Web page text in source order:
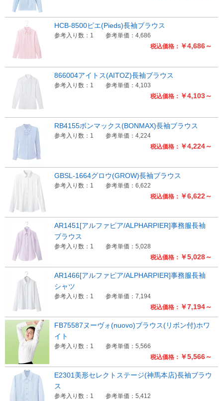
税込価格： ￥4,686～
HCB-8500ピエ(Pieds)長袖ブラウス
参考入り数：1 参考単価：4,686
税込価格： ￥4,103～
866004アイトス(AITOZ)長袖ブラウス
参考入り数：1 参考単価：4,103
税込価格： ￥4,224～
RB4155ボンマックス(BONMAX)長袖ブラウス
参考入り数：1 参考単価：4,224
税込価格： ￥6,622～
GBSL-1664グロウ(GROW)長袖ブラウス
参考入り数：1 参考単価：6,622
税込価格： ￥5,028～
AR1451[アルファピア/ALPHARPIER]事務服長袖
ブラウス
参考入り数：1 参考単価：5,028
税込価格： ￥7,194～
AR1466[アルファピア/ALPHARPIER]事務服長袖
シャツ
参考入り数：1 参考単価：7,194
税込価格： ￥5,566～
FB75587ヌーヴォ(nuovo)ブラウス(リボン付)ホワ
イト
参考入り数：1 参考単価：5,566
E2301美形セレクトステージ(神馬本店)長袖ブラウ
ス
参考入り数：1 参考単価：5,412